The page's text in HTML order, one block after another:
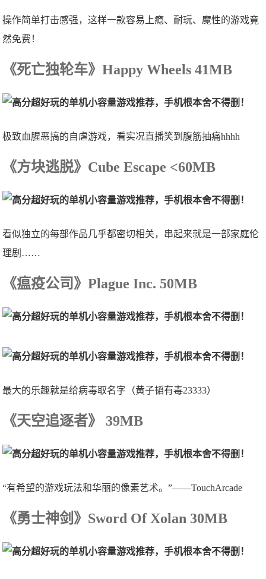
操作简单打击感强，这样一款容易上瘾、耐玩、魔性的游戏竟
然免费！
《死亡独轮车》Happy Wheels 41MB
极致血腥恶搞的自虐游戏，看实况直播笑到腹筋抽痛hhhh
《方块逃脱》Cube Escape <60MB
看似独立的每部作品几乎都密切相关，串起来就是一部家庭伦
理剧……
《瘟疫公司》Plague Inc. 50MB
最大的乐趣就是给病毒取名字（黄子韬有毒23333）
《天空追逐者》 39MB
“有希望的游戏玩法和华丽的像素艺术。”——TouchArcade
《勇士神剑》Sword Of Xolan 30MB